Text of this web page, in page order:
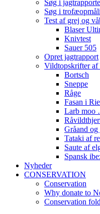
Søg i
Søg i
Test af grej og
Blaser
Knivtest
Sauer 505
Opret jagtrapport
Vildtopskrifter af
Bortsch
Sneppe
Råge
Fasan i
Larb moo
Gråand
Tataki af
Saute af
Spansk
Nyheder
CONSERVATION
Conservation
Why donate to
Conservation